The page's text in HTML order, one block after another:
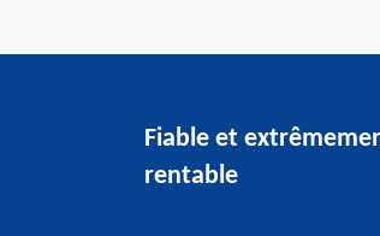
Fiable et
rentable